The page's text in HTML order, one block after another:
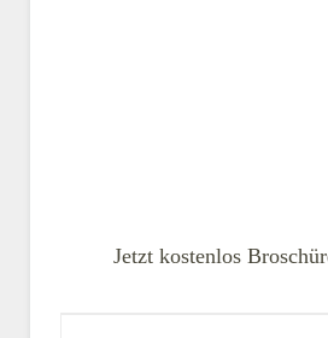
Jetzt kostenlos